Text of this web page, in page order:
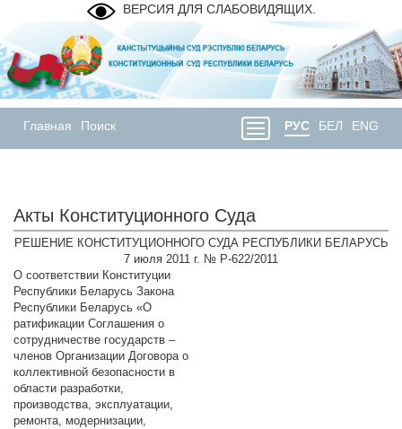
ВЕРСИЯ ДЛЯ СЛАБОВИДЯЩИХ.
Главная Поиск РУС БЕЛ ENG
Акты Конституционного Суда
РЕШЕНИЕ КОНСТИТУЦИОННОГО СУДА РЕСПУБЛИКИ БЕЛАРУСЬ
7 июля 2011 г. № Р-622/2011
О соответствии Конституции
Республики Беларусь Закона
Республики Беларусь «О
ратификации Соглашения о
сотрудничестве государств –
членов Организации Договора о
коллективной безопасности в
области разработки,
производства, эксплуатации,
ремонта, модернизации,